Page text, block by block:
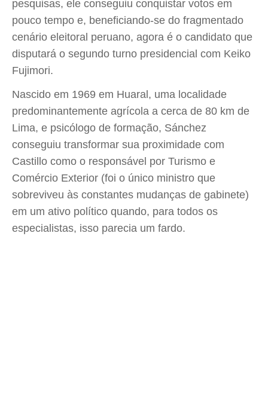
pesquisas, ele conseguiu conquistar votos em
pouco tempo e, beneficiando-se do fragmentado
cenário eleitoral peruano, agora é o candidato que
disputará o segundo turno presidencial com Keiko
Fujimori.
Nascido em 1969 em Huaral, uma localidade
predominantemente agrícola a cerca de 80 km de
Lima, e psicólogo de formação, Sánchez
conseguiu transformar sua proximidade com
Castillo como o responsável por Turismo e
Comércio Exterior (foi o único ministro que
sobreviveu às constantes mudanças de gabinete)
em um ativo político quando, para todos os
especialistas, isso parecia um fardo.